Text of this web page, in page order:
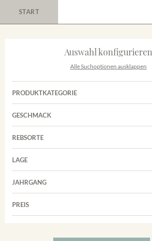
START
Auswahl konfigurieren
Alle Suchoptionen ausklappen
PRODUKTKATEGORIE
Cuvées
Rosé
Sekt
GESCHMACK
Trocken
REBSORTE
Auxerrois
Cuvée
Grauburgunder
LAGE
Achkarrer Schlossberg
Merdinger Bühl
Vorderer Winklerberg
JAHRGANG
PREIS